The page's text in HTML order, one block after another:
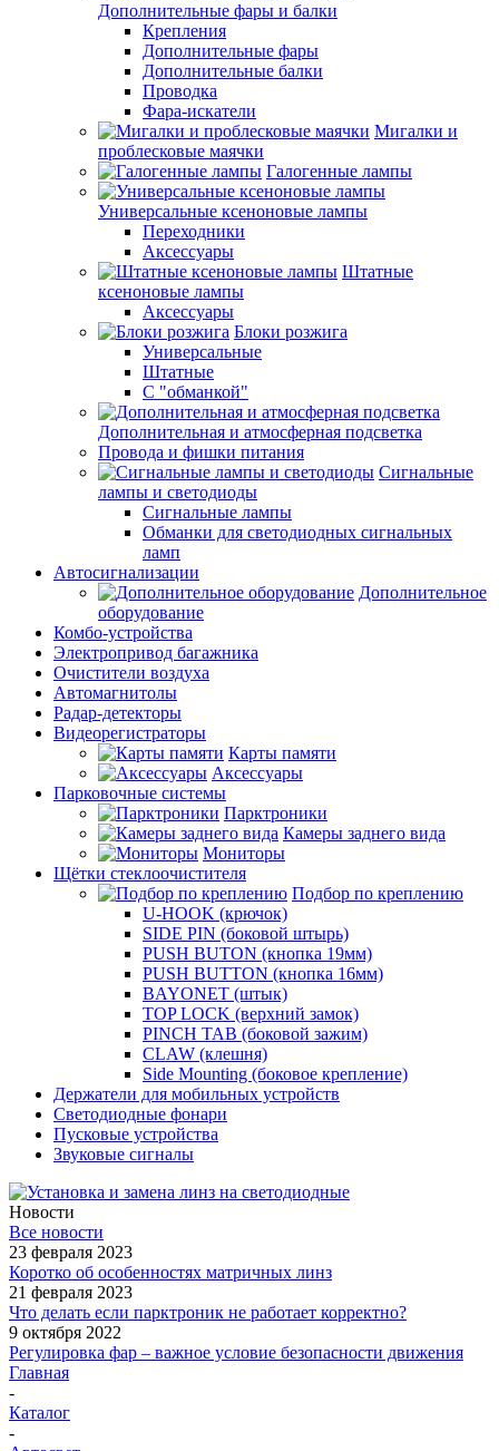
Дополнительные фары и балки
Крепления
Дополнительные фары
Дополнительные балки
Проводка
Фара-искатели
Мигалки и
проблесковые маячки
Галогенные лампы
Универсальные ксеноновые лампы
Переходники
Аксессуары
Штатные
ксеноновые лампы
Аксессуары
Блоки розжига
Универсальные
Штатные
С "обманкой"
Дополнительная и атмосферная подсветка
Провода и фишки питания
Cигнальные
лампы и светодиоды
Сигнальные лампы
Обманки для светодиодных сигнальных
ламп
Автосигнализации
Дополнительное
оборудование
Комбо-устройства
Электропривод багажника
Очистители воздуха
Автомагнитолы
Радар-детекторы
Видеорегистраторы
Карты памяти
Аксессуары
Парковочные системы
Парктроники
Камеры заднего вида
Мониторы
Щётки стеклоочистителя
Подбор по креплению
U-HOOK (крючок)
SIDE PIN (боковой штырь)
PUSH BUTON (кнопка 19мм)
PUSH BUTTON (кнопка 16мм)
BAYONET (штык)
TOP LOCK (верхний замок)
PINCH TAB (боковой зажим)
CLAW (клешня)
Side Mounting (боковое крепление)
Держатели для мобильных устройств
Светодиодные фонари
Пусковые устройства
Звуковые сигналы
Новости
Все новости
23 февраля 2023
Коротко об особенностях матричных линз
21 февраля 2023
Что делать если парктроник не работает корректно?
9 октября 2022
Регулировка фар – важное условие безопасности движения
Главная
-
Каталог
-